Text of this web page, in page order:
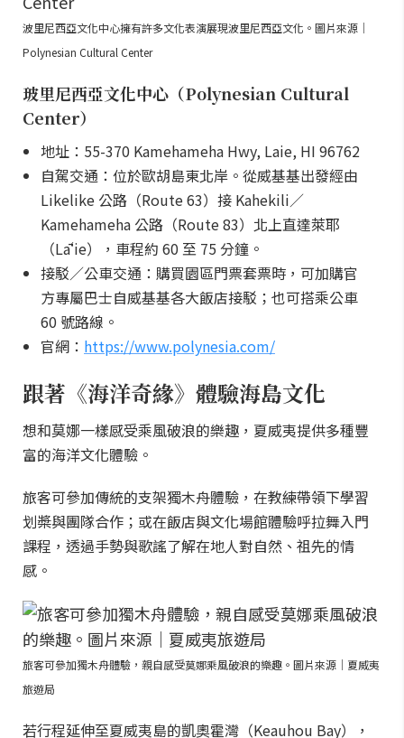
波里尼西亞文化中心擁有許多文化表演展現波里尼西亞文化。圖片來源｜
Polynesian Cultural Center
玻里尼西亞文化中心（Polynesian Cultural
Center）
地址：55-370 Kamehameha Hwy, Laie, HI 96762
自駕交通：位於歐胡島東北岸。從威基基出發經由
Likelike 公路（Route 63）接 Kahekili／
Kamehameha 公路（Route 83）北上直達萊耶
（Lāʻie），車程約 60 至 75 分鐘。
接駁／公車交通：購買園區門票套票時，可加購官
方專屬巴士自威基基各大飯店接駁；也可搭乘公車
60 號路線。
官網： https://www.polynesia.com/
跟著《海洋奇緣》體驗海島文化
想和莫娜一樣感受乘風破浪的樂趣，夏威夷提供多種豐
富的海洋文化體驗。
旅客可參加傳統的支架獨木舟體驗，在教練帶領下學習
划槳與團隊合作；或在飯店與文化場館體驗呼拉舞入門
課程，透過手勢與歌謠了解在地人對自然、祖先的情
感。
旅客可參加獨木舟體驗，親自感受莫娜乘風破浪的樂趣。圖片來源｜夏威夷
旅遊局
若行程延伸至夏威夷島的凱奧霍灣（Keauhou Bay），